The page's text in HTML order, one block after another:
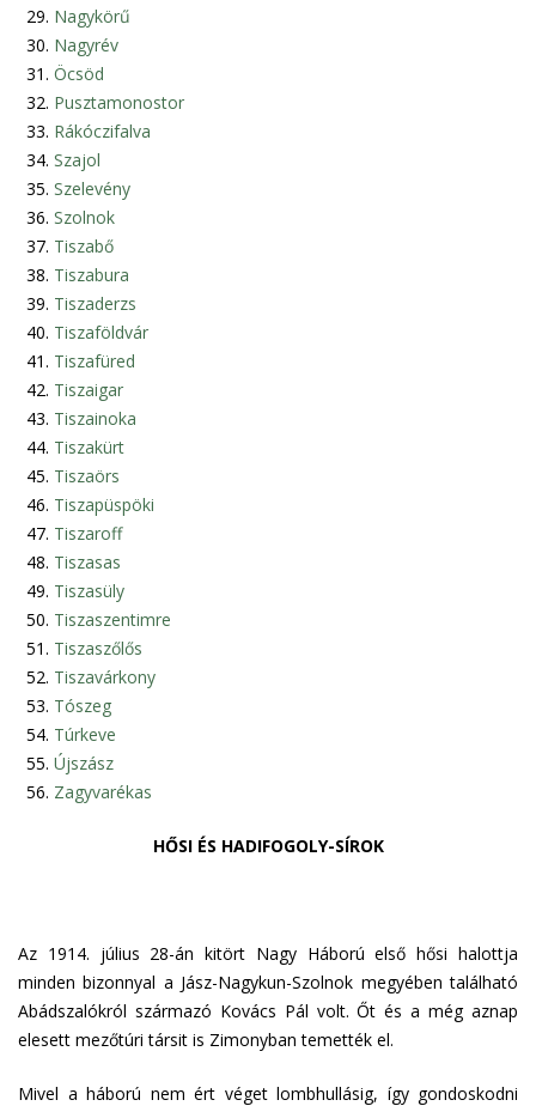
Nagykörű
Nagyrév
Öcsöd
Pusztamonostor
Rákóczifalva
Szajol
Szelevény
Szolnok
Tiszabő
Tiszabura
Tiszaderzs
Tiszaföldvár
Tiszafüred
Tiszaigar
Tiszainoka
Tiszakürt
Tiszaörs
Tiszapüspöki
Tiszaroff
Tiszasas
Tiszasüly
Tiszaszentimre
Tiszaszőlős
Tiszavárkony
Tószeg
Túrkeve
Újszász
Zagyvarékas
HŐSI ÉS HADIFOGOLY-SÍROK
Az 1914. július 28-án kitört Nagy Háború első hősi halottja
minden bizonnyal a Jász-Nagykun-Szolnok megyében található
Abádszalókról származó Kovács Pál volt. Őt és a még aznap
elesett mezőtúri társit is Zimonyban temették el.
Mivel a háború nem ért véget lombhullásig, így gondoskodni